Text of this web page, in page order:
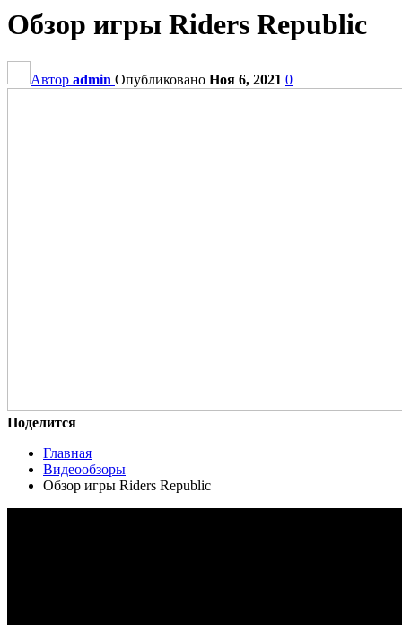
Обзор игры Riders Republic
Автор admin Опубликовано Ноя 6, 2021 0
Поделится
Главная
Видеообзоры
Обзор игры Riders Republic